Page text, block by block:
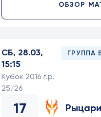
ОБЗОР
СБ, 28.03,
15:15
Кубок 2016 г.р.
25/26
ГРУППА
17